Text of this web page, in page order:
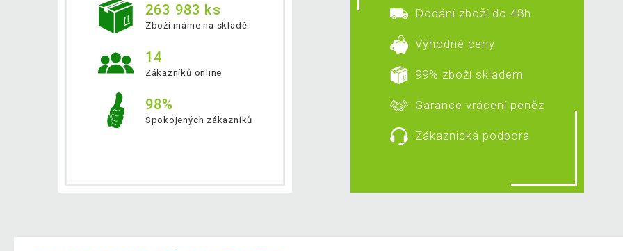
263 983 ks
Zboží máme na skladě
14
Zákazníků online
98%
Spokojených zákazníků
Dodání zboží do 48h
Výhodné ceny
99% zboží skladem
Garance vrácení peněz
Zákaznická podpora